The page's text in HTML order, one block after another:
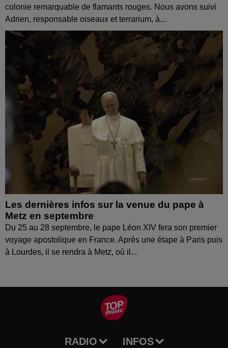
colonie remarquable de flamants rouges. Nous avons suivi
Adrien, responsable oiseaux et terrarium, à...
Les dernières infos sur la venue du pape à
Metz en septembre
Du 25 au 28 septembre, le pape Léon XIV fera son premier
voyage apostolique en France. Après une étape à Paris puis
à Lourdes, il se rendra à Metz, où il...
RADIO INFOS